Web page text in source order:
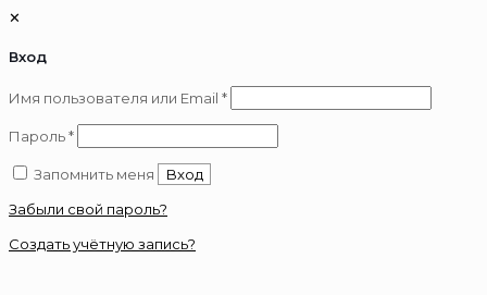
✕
Вход
Имя пользователя или Email *Обязательно
Пароль*Обязательно
Запомнить меня
Вход
Забыли свой пароль?
Создать учётную запись?